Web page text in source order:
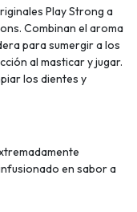
Play Strong a
Combinan el aroma
para sumergir a los
al masticar y jugar.
los dientes y
en sabor a